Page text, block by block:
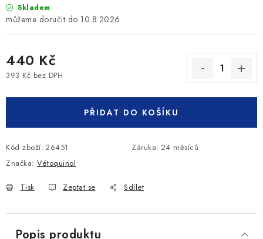
Skladem
10.8.2026
440 Kč
393 Kč bez DPH
PŘIDAT DO KOŠÍKU
Kód zboží: 26451 Záruka: 24 měsíců
Značka: Vétoquinol
Tisk Zeptat se Sdílet
Popis produktu